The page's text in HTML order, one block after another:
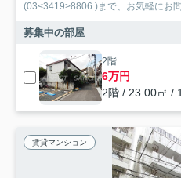
(03<3419>8806 )まで、お気軽にお
募集中の部屋
2階
6万円
2階 / 23.00㎡ /
賃貸マンション